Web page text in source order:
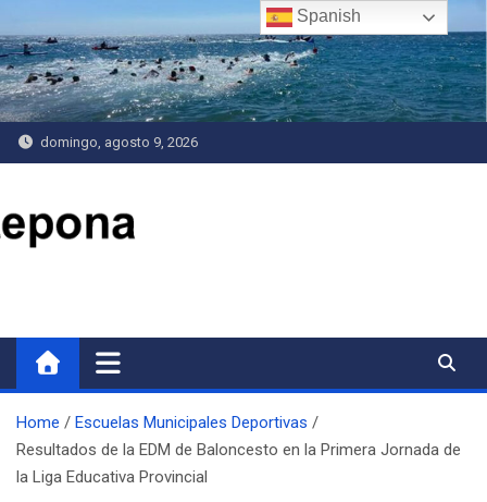
al
contenido
domingo, agosto 9, 2026
Home
Escuelas Municipales Deportivas
Resultados de la EDM de Baloncesto en la Primera Jornada de
la Liga Educativa Provincial
Spanish